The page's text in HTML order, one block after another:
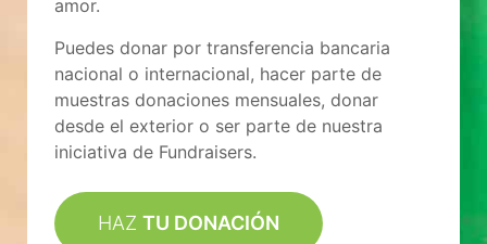
amor.
Puedes donar por transferencia bancaria
nacional o internacional, hacer parte de
muestras donaciones mensuales, donar
desde el exterior o ser parte de nuestra
iniciativa de Fundraisers.
HAZ TU DONACIÓN